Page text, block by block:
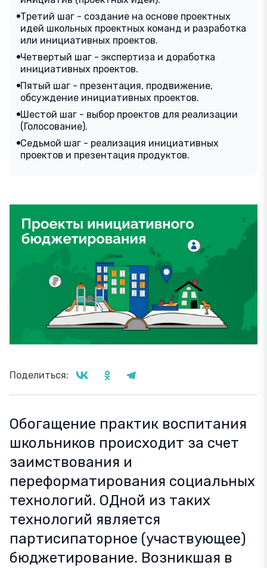
Третий шаг - создание на основе проектных
идей школьных проектных команд и разработка
или инициативных проектов.
Четвертый шаг - экспертиза и доработка
инициативных проектов.
Пятый шаг - презентация, продвижение,
обсуждение инициативных проектов.
Шестой шаг - выбор проектов для реализации
(Голосование).
Седьмой шаг - реализация инициативных
проектов и презентация продуктов.
Поделиться:
Обогащение практик воспитания
школьников происходит за счет
заимствования и
переформатирования социальных
технологий. ОДной из таких
технологий является
партисипаторное (участвующее)
бюджетирование. Возникшая в